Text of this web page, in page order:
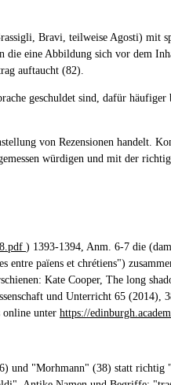
Bravi, teilweise Agosti) mit
die eine Abbildung sich vor dem
auftaucht (82).
geschuldet sind, dafür häufiger
von Rezensionen handelt.
würdigen und mit der
) 1393-1394, Anm. 6-7 die
païens et chrétiens")
Kate Cooper, The long
und Unterricht 65 (2014),
online unter https://
und "Morhmann" (38) statt richtig